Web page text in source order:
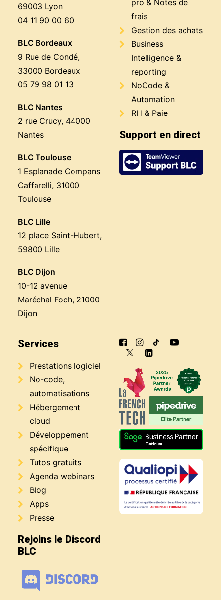
69003 Lyon
04 11 90 00 60
BLC Bordeaux
9 Rue de Condé,
33000 Bordeaux
05 79 98 01 13
BLC Nantes
2 rue Crucy, 44000
Nantes
BLC Toulouse
1 Esplanade Compans
Caffarelli, 31000
Toulouse
BLC Lille
12 place Saint-Hubert,
59800 Lille
BLC Dijon
10-12 avenue
Maréchal Foch, 21000
Dijon
pro & Notes de
frais
Gestion des achats
Business
Intelligence &
reporting
NoCode &
Automation
RH & Paie
Support en direct
Services
Prestations logiciel
No-code,
automatisations
Hébergement
cloud
Développement
spécifique
Tutos gratuits
Agenda webinars
Blog
Apps
Presse
Rejoins le Discord
BLC